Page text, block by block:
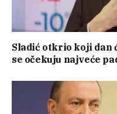
Sladić otkrio koji dan
se očekuju najveće